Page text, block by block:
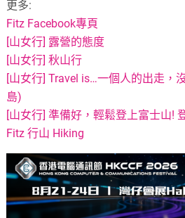
更多:
Fitz Facebook專頁
[山女行] 露營的態度
[山女行] 秋山行
[山女行] Travel is…一個人的出走，
島)
[山女行] 準備好，輕鬆登上富士山!
Fitz 行山 Hiking